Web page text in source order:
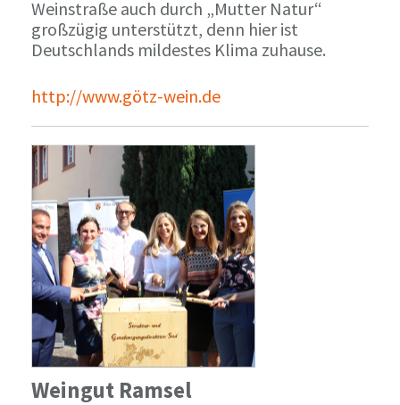
Weinstraße auch durch „Mutter Natur“
großzügig unterstützt, denn hier ist
Deutschlands mildestes Klima zuhause.
http://www.götz-wein.de
Weingut Ramsel